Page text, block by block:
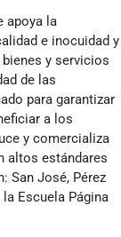
apoya la
e inocuidad y
y servicios
de las
para garantizar
a los
y comercializa
altos estándares
San José, Pérez
Escuela Página